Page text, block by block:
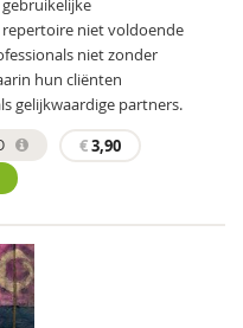
niet voldoende
niet zonder
hun cliënten
gelijkwaardige partners.
€3,90